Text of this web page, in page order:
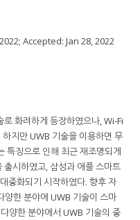
; Accepted: Jan 28, 2022
화려하게 등장하였으나, Wi-Fi
지만 UWB 기술을 이용하면 무
특징으로 인해 최근 재조명되게
시하였고, 삼성과 애플 스마트
중화되기 시작하였다. 향후 자
양한 분야에 UWB 기술이 스마
양한 분야에서 UWB 기술의 중